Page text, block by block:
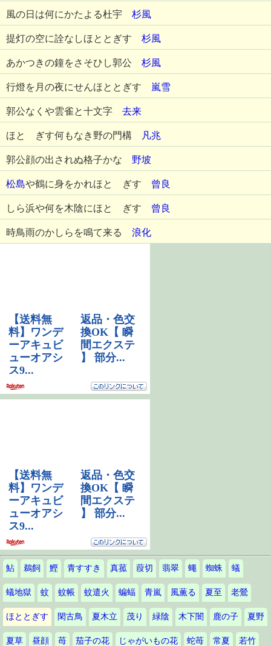
風の日は何にかたよる杜宇 杉風
提灯の空に詮なしほととぎす 杉風
あかつきの鐘をさそひし郭公 杉風
行燈を月の夜にせんほととぎす 嵐雪
郭公なくや雲雀と十文字 去来
ほとゝぎす何もなき野の門構 凡兆
郭公顔の出されぬ格子かな 野坡
松島や鶴に身をかれほとゝぎす 曾良
しら浜や何を木陰にほとゝぎす 曾良
時鳥雨のかしらを鳴て来る 浪化
鮎 鵜飼 鰹 青すすき 真菰 葭切 翡翠 蠅 蜘蛛 蟻
蟻地獄 蚊 蚊帳 蚊遣火 蝙蝠 青嵐 風薫る 夏至 老鶯
ほととぎす 閑古鳥 夏木立 茂り 緑陰 木下闇 鹿の子 夏野
夏草 昼顔 苺 茄子の花 じゃがいもの花 蛇苺 常夏 若竹